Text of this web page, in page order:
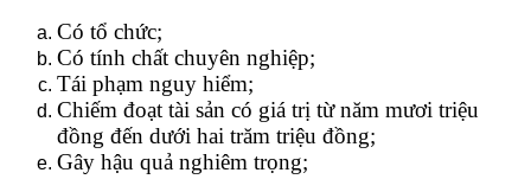
Có tổ chức;
Có tính chất chuyên nghiệp;
Tái phạm nguy hiểm;
Chiếm đoạt tài sản có giá trị từ năm mươi triệu
đồng đến dưới hai trăm triệu đồng;
Gây hậu quả nghiêm trọng;